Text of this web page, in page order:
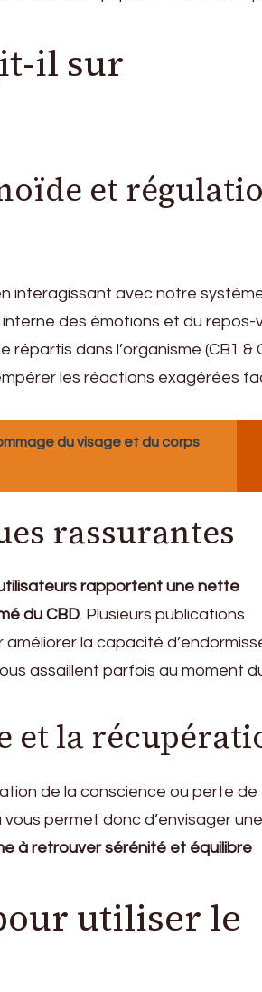
il sur
et
interagissant avec notre
des émotions et du repos-
dans l’organisme (CB1 &
les réactions exagérées
du visage et du corps
rassurantes
rapportent une nette
du CBD. Plusieurs publications
améliorer la capacité
assaillent parfois au moment
et la
de la conscience ou perte de
permet donc d’envisager une
à retrouver sérénité et équilibre
utiliser le